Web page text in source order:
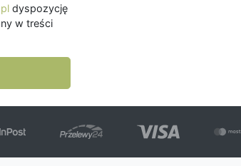
dyspozycję
w treści